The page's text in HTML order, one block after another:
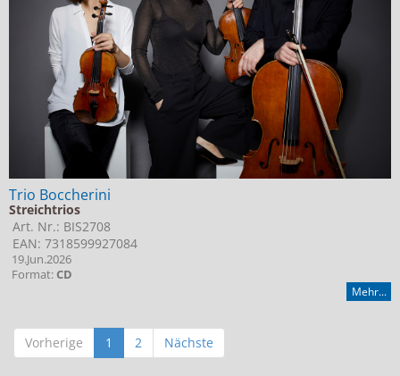
Trio Boccherini
Streichtrios
Art. Nr.: BIS2708
EAN: 7318599927084
19.Jun.2026
Format:CD
Mehr...
Vorherige 1 2 Nächste